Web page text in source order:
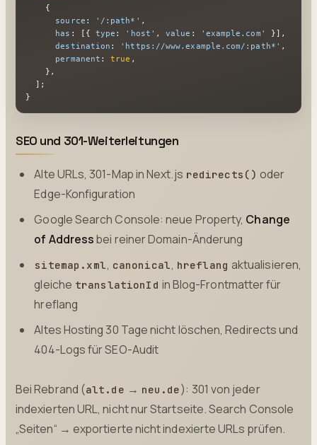
    {
source : '/:path*' ,
has : [{ type : 'host' , value : 'example.com'
}],
destination : 'https://www.example.com/:path*' ,
permanent : true ,
    },
  ];
}
SEO und 301-Weiterleitungen
Alte URLs, 301-Map in Next.js redirects() oder
Edge-Konfiguration
Google Search Console: neue Property, Change
of Addressbei reiner Domain-Änderung
sitemap.xml, canonical, hreflang aktualisieren,
gleiche translationId in Blog-Frontmatter für
hreflang
Altes Hosting 30 Tage nicht löschen, Redirects und
404-Logs für SEO-Audit
Bei Rebrand (alt.de → neu.de): 301 von jeder
indexierten URL, nicht nur Startseite. Search Console
„Seiten“ → exportierte nicht indexierte URLs prüfen.